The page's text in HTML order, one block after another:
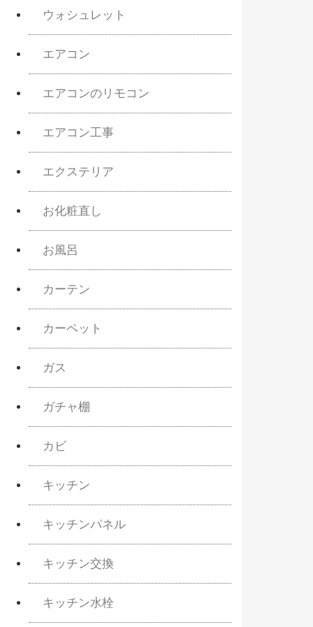
ウォシュレット
エアコン
エアコンのリモコン
エアコン工事
エクステリア
お化粧直し
お風呂
カーテン
カーペット
ガス
ガチャ棚
カビ
キッチン
キッチンパネル
キッチン交換
キッチン水栓